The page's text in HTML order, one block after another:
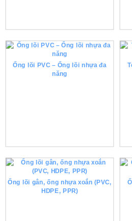
Ống lõi PVC – Ống lõi nhựa đa
năng
Ống lõi gân, ống nhựa xoắn (PVC,
HDPE, PPR)